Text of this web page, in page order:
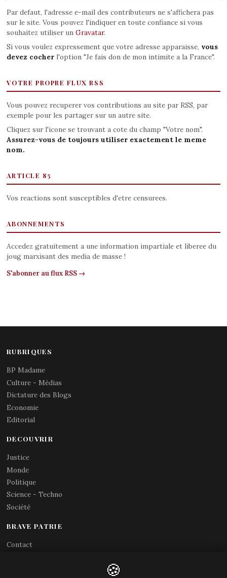
Par defaut, l'adresse e-mail des contributeurs ne s'affichera pas
sur le site. Vous pouvez l'indiquer en toute confiance si vous
souhaitez utiliser un Gravatar.
Si vous voulez expressement que votre adresse apparaisse, vous
devez cocherl'option "Je fais don de mon intimite a la France".
VOTRE PROPRE FLUX RSS
Vous pouvez recuperer vos contributions au site par RSS, par
exemple pour les partager sur un autre site.
Cliquez sur l'icone se trouvant a cote du champ "Votre nom".
Assurez-vous de toujours utiliser exactement le meme
nom.
ARTICLE 85
Vos reactions sont susceptibles d'etre censurees.
ABONNEMENTS
Accedez gratuitement a une information impartiale et liberee du
joug marxisant des media de masse !
S'abonner au flux RSS →
RUBRIQUES
BP Madame
Culture - Médias
Dictature des Blogs
Economie
Editorial
DECOUVRIR
Justice
Monde
Politique
Science - Techno
Société
BRAVE PATRIE
Contact
🍪